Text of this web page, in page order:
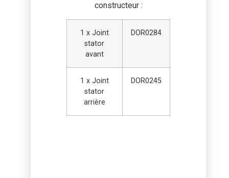
constructeur :
1 x Joint
stator
avant
DOR0284
1 x Joint
stator
arrière
DOR0245